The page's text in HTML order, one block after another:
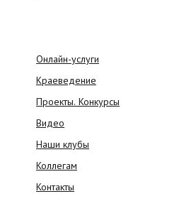
Онлайн-услуги
Краеведение
Проекты. Конкурсы
Видео
Наши клубы
Коллегам
Контакты